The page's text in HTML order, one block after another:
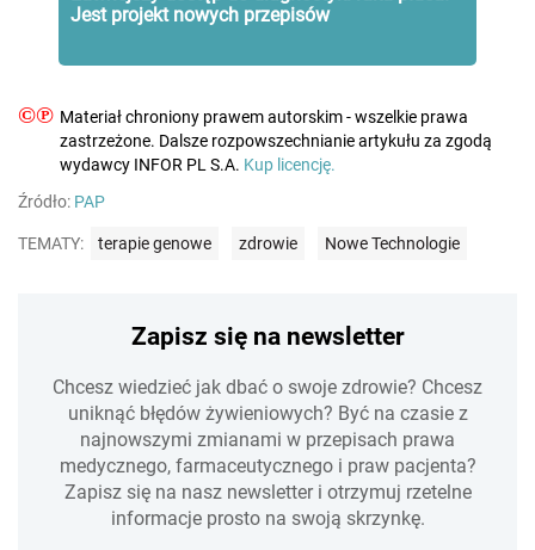
Jest projekt nowych przepisów
©℗ Materiał chroniony prawem autorskim - wszelkie prawa
zastrzeżone. Dalsze rozpowszechnianie artykułu za zgodą
wydawcy INFOR PL S.A. Kup licencję.
Źródło: PAP
TEMATY: terapie genowe zdrowie Nowe Technologie
Zapisz się na newsletter
Chcesz wiedzieć jak dbać o swoje zdrowie? Chcesz
uniknąć błędów żywieniowych? Być na czasie z
najnowszymi zmianami w przepisach prawa
medycznego, farmaceutycznego i praw pacjenta?
Zapisz się na nasz newsletter i otrzymuj rzetelne
informacje prosto na swoją skrzynkę.